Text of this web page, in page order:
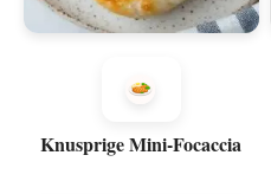
Knusprige Mini-Focaccia